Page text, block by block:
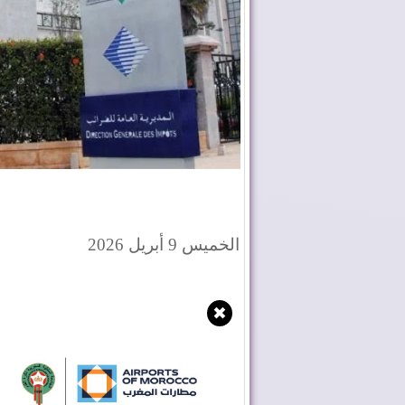
الخميس 9 أبريل 2026
✖